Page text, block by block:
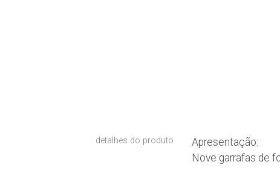
detalhes do produto
Apresentação:
Nove garrafas de